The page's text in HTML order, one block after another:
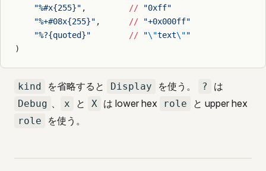
    "%#x{255}"
, // "0xff"
    "%+#08x{255}"
, // "+0x000ff"
    "%?{quoted}"
        //
"\"text\""
)
kind を省略すると Display を使う。 ? は
Debug 、 x と X は lower hex role と upper hex
role を使う。